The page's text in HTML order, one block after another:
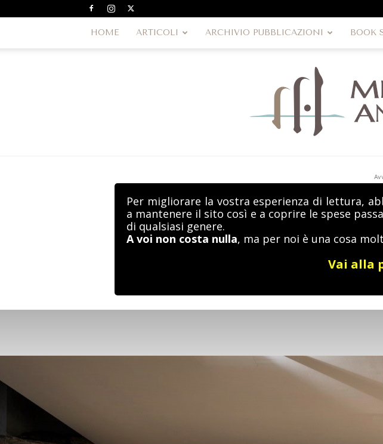
HOME ARTICOLI ARCHIVIO PUBBLICAZIONI BOOK
Per migliorare la vostra esperienza di lettura,
a mantenere il sito così e a coprire le spese
di qualsiasi genere.
A voi non costa nulla, ma per noi è una cosa
Vai alla